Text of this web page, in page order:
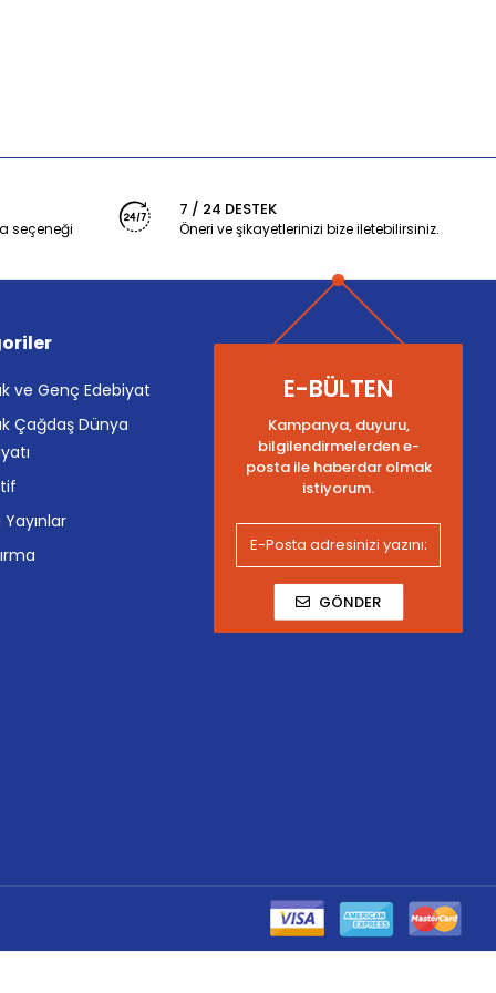
seçeneği
7 / 24 DESTEK
Öneri ve şikayetlerinizi bize iletebilirsiniz.
ve Genç Edebiyat
Çağdaş Dünya
Yayınlar
E-BÜLTEN
Kampanya, duyuru,
bilgilendirmelerden e-
posta ile haberdar olmak
istiyorum.
GÖNDER